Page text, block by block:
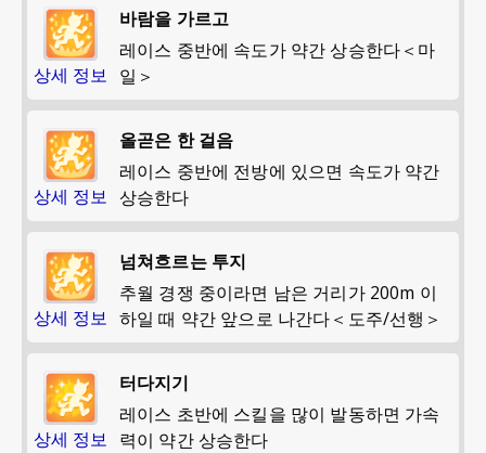
상세 정보
바람을 가르고
레이스 중반에 속도가 약간 상승한다＜마
일＞
상세 정보
올곧은 한 걸음
레이스 중반에 전방에 있으면 속도가 약간
상승한다
상세 정보
넘쳐흐르는 투지
추월 경쟁 중이라면 남은 거리가 200m 이
하일 때 약간 앞으로 나간다＜도주/선행＞
상세 정보
터다지기
레이스 초반에 스킬을 많이 발동하면 가속
력이 약간 상승한다